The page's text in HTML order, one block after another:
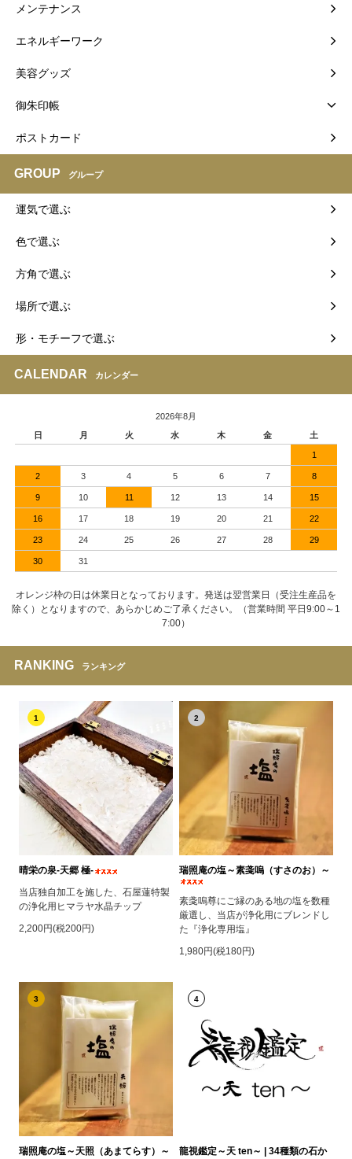
メンテナンス
エネルギーワーク
美容グッズ
御朱印帳
ポストカード
GROUP グループ
運気で選ぶ
色で選ぶ
方角で選ぶ
場所で選ぶ
形・モチーフで選ぶ
CALENDAR カレンダー
2026年8月
日
月 火 水 木 金 土
1
2 3 4 5 6 7 8
9 10 11 12 13 14 15
16 17 18 19 20 21 22
23 24 25 26 27 28 29
30 31
オレンジ枠の日は休業日となっております。発送は翌営業日（受注生産品を
除く）となりますので、あらかじめご了承ください。（営業時間 平日9:00～1
7:00）
RANKING ランキング
1
晴栄の泉‐天郷 極‐
当店独自加工を施した、石屋蓮特製
の浄化用ヒマラヤ水晶チップ
2,200円(税200円)
2
瑞照庵の塩～素戔嗚（すさのお）～
素戔嗚尊にご縁のある地の塩を数種
厳選し、当店が浄化用にブレンドし
た『浄化専用塩』
1,980円(税180円)
3
瑞照庵の塩～天照（あまてらす）～
4
龍視鑑定～天 ten～ | 34種類の石か